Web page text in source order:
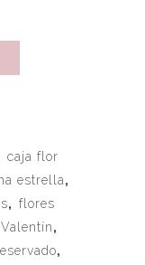
caja flor
estrella,
, flores
,
,